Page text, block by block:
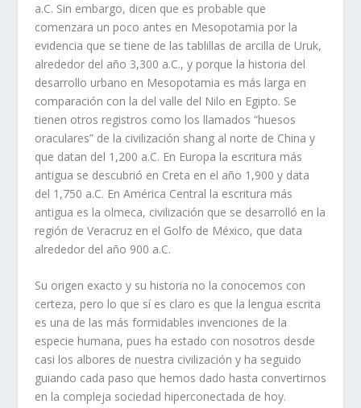
a.C. Sin embargo, dicen que es probable que
comenzara un poco antes en Mesopotamia por la
evidencia que se tiene de las tablillas de arcilla de Uruk,
alrededor del año 3,300 a.C., y porque la historia del
desarrollo urbano en Mesopotamia es más larga en
comparación con la del valle del Nilo en Egipto. Se
tienen otros registros como los llamados “huesos
oraculares” de la civilización shangal norte de China y
que datan del 1,200 a.C. En Europa la escritura más
antigua se descubrió en Creta en el año 1,900 y data
del 1,750 a.C. En América Central la escritura más
antigua es la olmeca, civilización que se desarrolló en la
región de Veracruz en el Golfo de México, que data
alrededor del año 900 a.C.
Su origen exacto y su historia no la conocemos con
certeza, pero lo que sí es claro es que la lengua escrita
es una de las más formidables invenciones de la
especie humana, pues ha estado con nosotros desde
casi los albores de nuestra civilización y ha seguido
guiando cada paso que hemos dado hasta convertirnos
en la compleja sociedad hiperconectada de hoy.